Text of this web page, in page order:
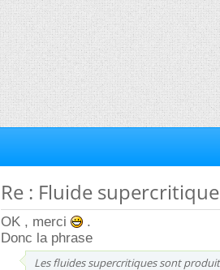
Re : Fluide
OK , merci
.
Donc la phrase
Les fluides supercritiques sont